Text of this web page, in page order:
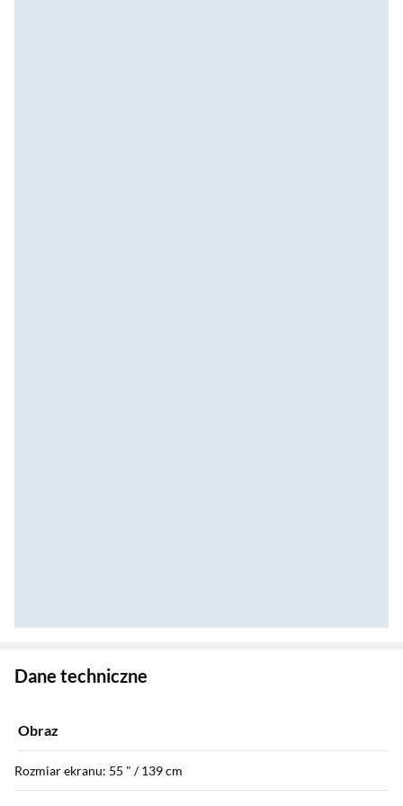
Dane techniczne
Obraz
Rozmiar ekranu: 55 " / 139 cm